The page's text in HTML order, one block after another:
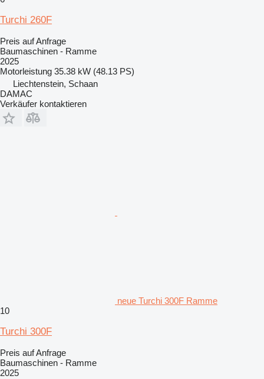
Turchi 260F
Preis auf Anfrage
Baumaschinen - Ramme
2025
Motorleistung 35.38 kW (48.13 PS)
Liechtenstein, Schaan
DAMAC
Verkäufer kontaktieren
neue Turchi 300F Ramme
10
Turchi 300F
Preis auf Anfrage
Baumaschinen - Ramme
2025